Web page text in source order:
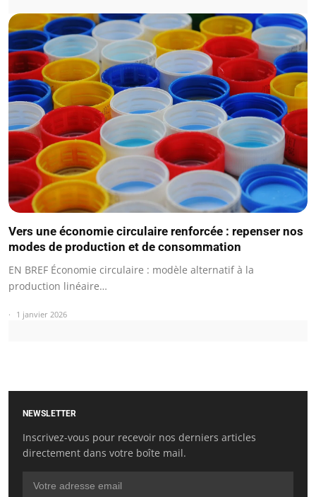
Vers une économie circulaire renforcée : repenser nos
modes de production et de consommation
EN BREF Économie circulaire : modèle alternatif à la
production linéaire…
1 janvier 2026
NEWSLETTER
Inscrivez-vous pour recevoir nos derniers articles
directement dans votre boîte mail.